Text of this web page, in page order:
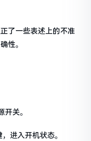
了一些表述上的不准
性。
关。
进入开机状态。